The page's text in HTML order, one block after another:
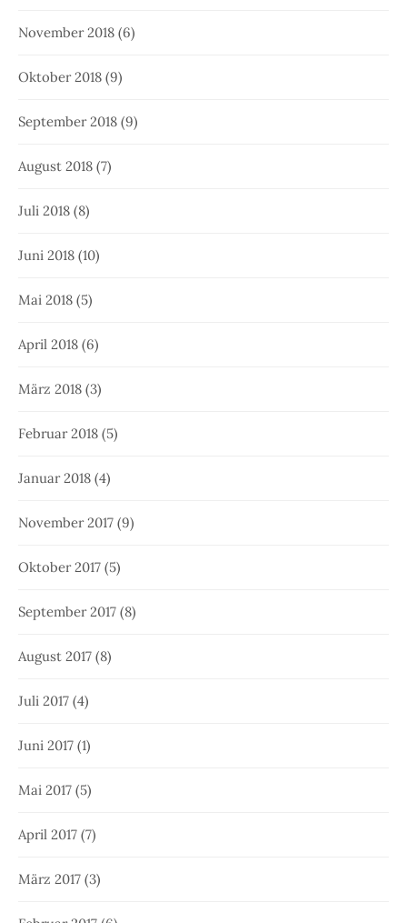
November 2018 (6)
Oktober 2018 (9)
September 2018 (9)
August 2018 (7)
Juli 2018 (8)
Juni 2018 (10)
Mai 2018 (5)
April 2018 (6)
März 2018 (3)
Februar 2018 (5)
Januar 2018 (4)
November 2017 (9)
Oktober 2017 (5)
September 2017 (8)
August 2017 (8)
Juli 2017 (4)
Juni 2017 (1)
Mai 2017 (5)
April 2017 (7)
März 2017 (3)